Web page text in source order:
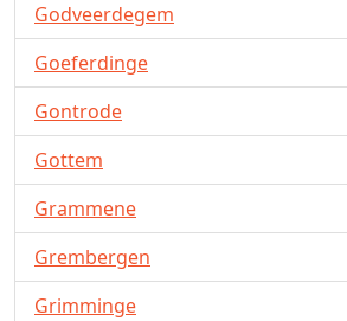
Godveerdegem
Goeferdinge
Gontrode
Gottem
Grammene
Grembergen
Grimminge